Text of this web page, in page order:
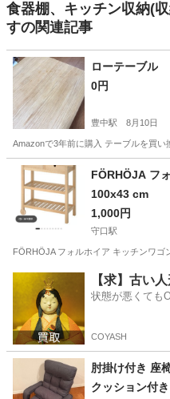
食器棚、キッチン収納(
すの関連記事
ローテーブル
0円
豊中駅 8月10日
Amazonで3年前に購入 テーブルを買
大阪 豊中市 豊中駅
FÖRHÖJA フ
100x43 cm
1,000円
守口駅
FÖRHÖJA フォルホイア キッチンワ
守口駅 収納
【求】古い
状態が悪くても
COYASH
肘掛け付き 座
クッション付き